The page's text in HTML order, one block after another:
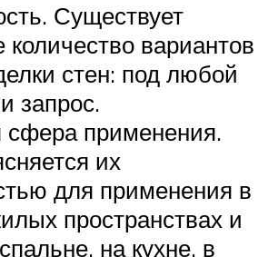
Существует
количество вариантов
стен: под любой
запрос.
применения.
их
для применения в
пространствах и
на кухне, в